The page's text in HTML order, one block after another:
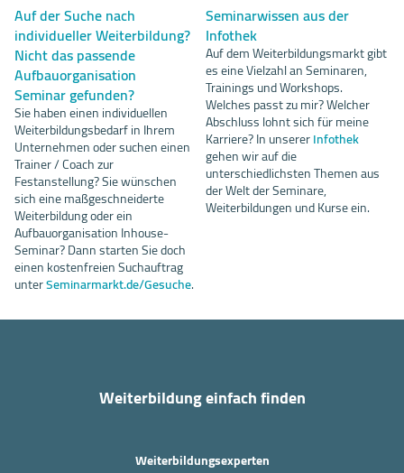
Auf der Suche nach
individueller Weiterbildung?
Nicht das passende
Aufbauorganisation
Seminar gefunden?
Sie haben einen individuellen
Weiterbildungsbedarf in Ihrem
Unternehmen oder suchen einen
Trainer / Coach zur
Festanstellung? Sie wünschen
sich eine maßgeschneiderte
Weiterbildung oder ein
Aufbauorganisation Inhouse-
Seminar? Dann starten Sie doch
einen kostenfreien Suchauftrag
unterSeminarmarkt.de/Gesuche.
Seminarwissen aus der
Infothek
Auf dem Weiterbildungsmarkt gibt
es eine Vielzahl an Seminaren,
Trainings und Workshops.
Welches passt zu mir? Welcher
Abschluss lohnt sich für meine
Karriere? In unsererInfothek
gehen wir auf die
unterschiedlichsten Themen aus
der Welt der Seminare,
Weiterbildungen und Kurse ein.
Weiterbildung einfach finden
Weiterbildungsexperten